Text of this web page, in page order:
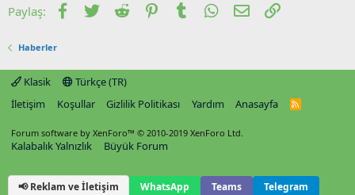
Paylaş: Facebook
TwitterReddit PinterestTumblrWhatsApp
E-postaLink
Haberler
Klasik
Türkçe (TR)
İletişim
Koşullar Gizlilik Politikası Yardım Anasayfa
R
Forum software by XenForo™ © 2010-2019 XenForo Ltd.
Kalabalık Yalnızlık Büyük Forum
📢 Reklam ve İletişim WhatsApp Teams Telegram